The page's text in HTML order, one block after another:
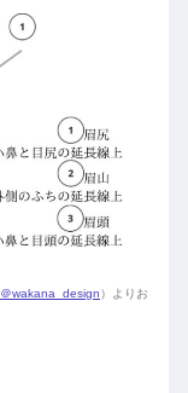
＠wakana_design）よりお